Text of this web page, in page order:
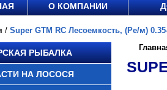
О КОМПАНИИ
/ Super GTM RC Лесоемкость, (Ре/м)
РЫБАЛКА
НА ЛОСОСЯ